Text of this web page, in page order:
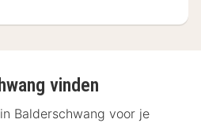
vinden
Balderschwang voor je